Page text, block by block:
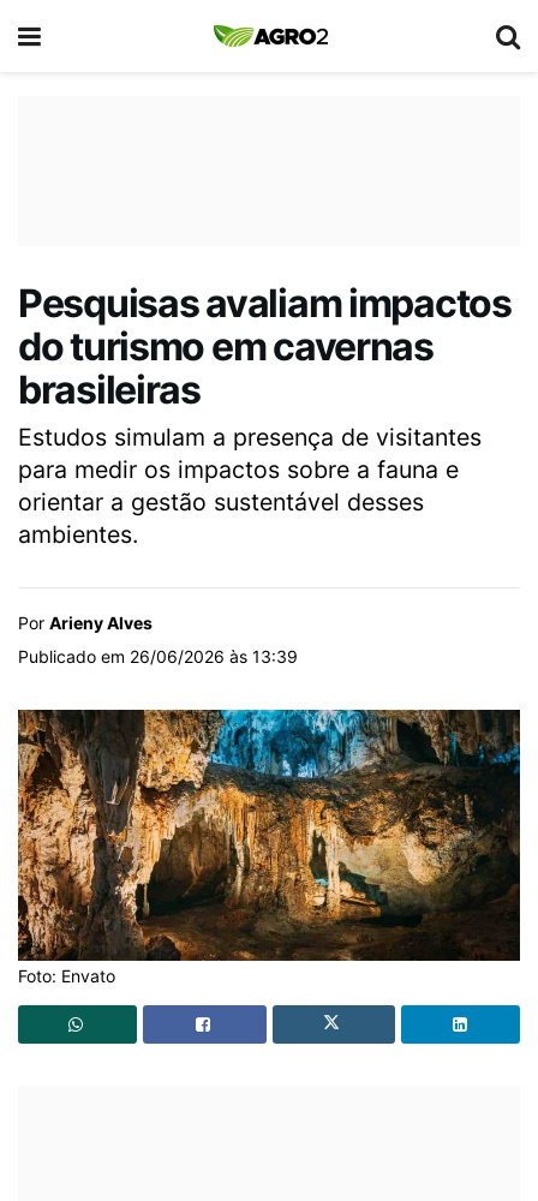
Pesquisas avaliam impactos
do turismo em cavernas
brasileiras
Estudos simulam a presença de visitantes
para medir os impactos sobre a fauna e
orientar a gestão sustentável desses
ambientes.
Por Arieny Alves
Publicado em 26/06/2026 às 13:39
Foto: Envato